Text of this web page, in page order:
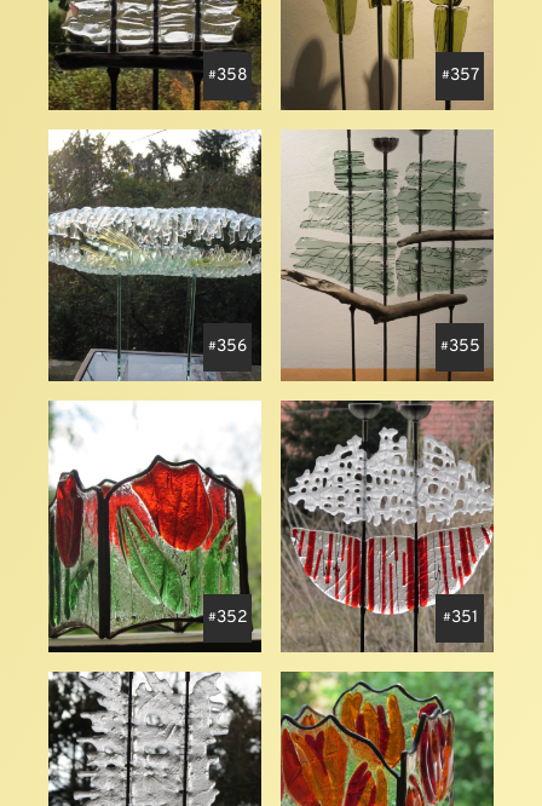
358 357
356 355
352 351